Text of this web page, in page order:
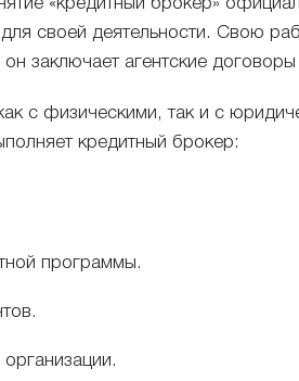
«кредитный брокер»
своей деятельности. Свою
заключает агентские
с физическими, так и с
кредитный брокер:
программы.